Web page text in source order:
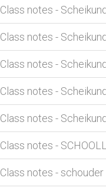
Class notes -
Class notes -
Class notes -
Class notes -
Class notes -
Class notes -
Class notes - schouder